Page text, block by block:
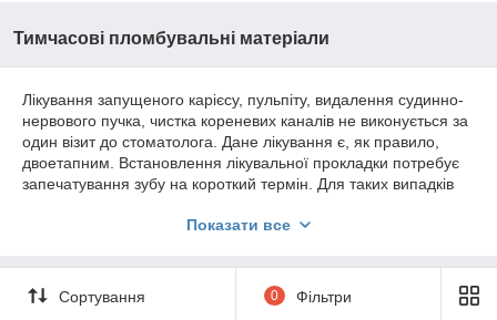
Тимчасові пломбувальні матеріали
Лікування запущеного карієсу, пульпіту, видалення судинно-
нервового пучка, чистка кореневих каналів не виконується за
один візит до стоматолога. Дане лікування є, як правило,
двоетапним. Встановлення лікувальної прокладки потребує
запечатування зубу на короткий термін. Для таких випадків
Основні складові тимчасових пломбувальних матеріалів
штучний дентин;
Показати все
Сортування 0 Фільтри